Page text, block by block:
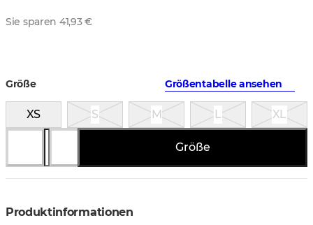
Sie sparen 41,93 €
Größe Größentabelle ansehen
XS S M L XL
Größe
Produktinformationen